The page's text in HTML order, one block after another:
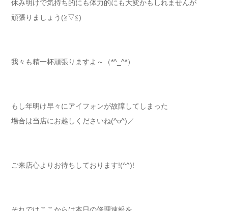
休み明けで気持ち的にも体力的にも大変かもしれませんが
頑張りましょう(≧▽≦)
我々も精一杯頑張りますよ～（*^_^*）
もし年明け早々にアイフォンが故障してしまった
場合は当店にお越しくださいね(^o^)／
ご来店心よりお待ちしております!(^^)!